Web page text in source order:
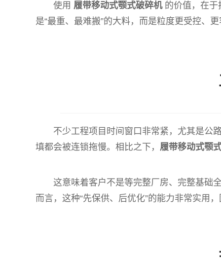
使用 履带移动式颚式破碎机的价值，在于
是“最重、最难搬”的大料，而是粒度更受控、
不少工程项目时间窗口非常紧，尤其是公
填都会被连锁拖慢。相比之下， 履带移动式颚
这意味着客户不是等完整厂房、完整基础
而言，这种“先保供、后优化”的能力非常实用